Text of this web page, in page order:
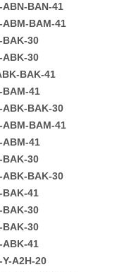
ABN-BAN-41
ABM-BAM-41
BAK-30
ABK-30
BAK-41
BAM-41
ABK-BAK-30
ABM-BAM-41
ABM-41
BAK-30
ABK-BAK-30
BAK-41
BAK-30
BAK-30
ABK-41
A2H-20